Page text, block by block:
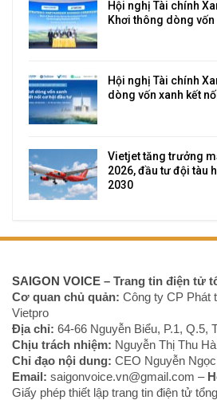
Hội nghị Tài chính
Khơi thông dòng
Hội nghị Tài chính
dòng vốn xanh kết
Vietjet tăng trưởng
2026, đầu tư đội tàu
2030
SAIGON VOICE – Trang tin điện tử
Cơ quan chủ quản: Công ty CP Phát
Vietpro
Địa chỉ: 64-66 Nguyễn Biểu, P.1, Q.5,
Chịu trách nhiệm: Nguyễn Thị Thu Hà
Chỉ đạo nội dung: CEO Nguyễn
Email: saigonvoice.vn@gmail.com –
Giấy phép thiết lập trang tin điện tử